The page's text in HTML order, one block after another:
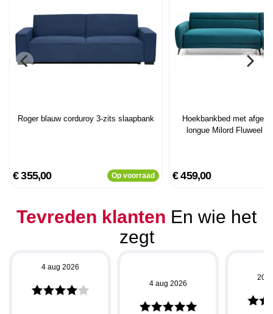
Roger blauw corduroy 3-zits slaapbank
€ 355,00 Op voorraad
Hoekbankbed met
longue Milord Fluweel
€ 459,00
Tevreden klanten En wie het
zegt
4 aug 2026
4 aug 2026
20